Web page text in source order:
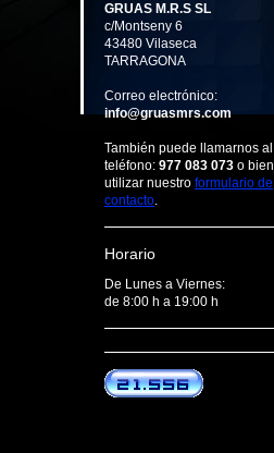
GRUAS M.R.S SL
c/Montseny 6
43480 Vilaseca
TARRAGONA
Correo electrónico:
info@gruasmrs.com
También puede llamarnos al
teléfono: 977 083 073 o bien
utilizar nuestro formulario de
contacto.
Horario
De Lunes a Viernes:
de 8:00 h a 19:00 h